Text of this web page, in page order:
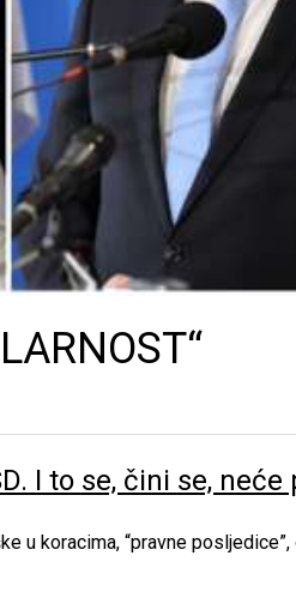
I to se, čini se,
u koracima, “pravne